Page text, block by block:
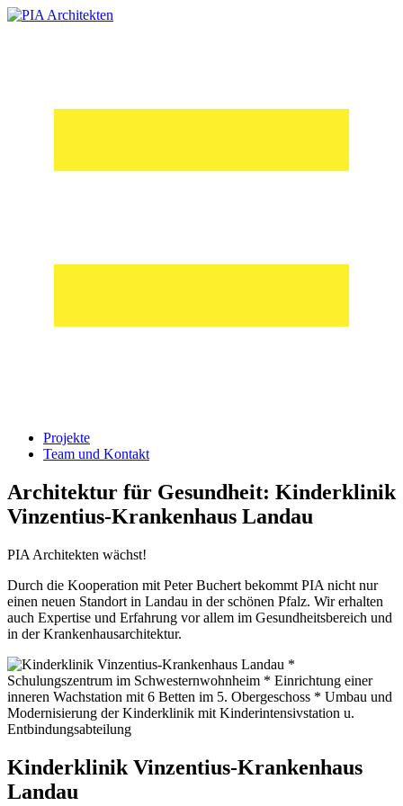
Projekte
Team und Kontakt
Architektur für Gesundheit: Kinderklinik
Vinzentius-Krankenhaus Landau
PIA Architekten wächst!
Durch die Kooperation mit Peter Buchert bekommt PIA nicht nur
einen neuen Standort in Landau in der schönen Pfalz. Wir erhalten
auch Expertise und Erfahrung vor allem im Gesundheitsbereich und
in der Krankenhausarchitektur.
Kinderklinik Vinzentius-Krankenhaus
Landau